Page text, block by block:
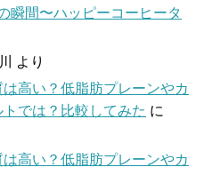
瞬間〜ハッピーコーヒータ
より
高い？低脂肪プレーンやカ
では？比較してみた に
高い？低脂肪プレーンやカ